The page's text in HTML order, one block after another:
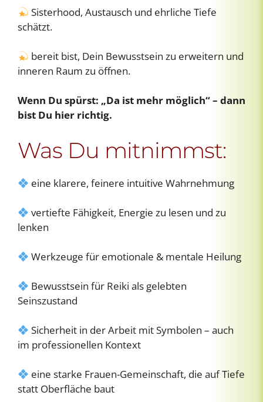
Sisterhood, Austausch und ehrliche Tiefe
schätzt.
bereit bist, Dein Bewusstsein zu erweitern und
inneren Raum zu öffnen.
Wenn Du spürst: „Da ist mehr möglich“ – dann
bist Du hier richtig.
Was Du mitnimmst:
eine klarere, feinere intuitive Wahrnehmung
vertiefte Fähigkeit, Energie zu lesen und zu
lenken
Werkzeuge für emotionale & mentale Heilung
Bewusstsein für Reiki als gelebten
Seinszustand
Sicherheit in der Arbeit mit Symbolen – auch
im professionellen Kontext
eine starke Frauen-Gemeinschaft, die auf Tiefe
statt Oberfläche baut